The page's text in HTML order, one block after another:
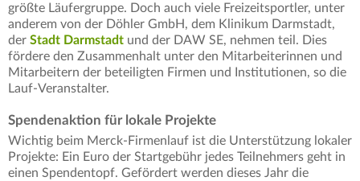
größte Läufergruppe. Doch auch viele Freizeitsportler, unter
anderem von der Döhler GmbH, dem Klinikum Darmstadt,
der Stadt Darmstadt und der DAW SE, nehmen teil. Dies
fördere den Zusammenhalt unter den Mitarbeiterinnen und
Mitarbeitern der beteiligten Firmen und Institutionen, so die
Lauf-Veranstalter.
Spendenaktion für lokale Projekte
Wichtig beim Merck-Firmenlauf ist die Unterstützung lokaler
Projekte: Ein Euro der Startgebühr jedes Teilnehmers geht in
einen Spendentopf. Gefördert werden dieses Jahr die